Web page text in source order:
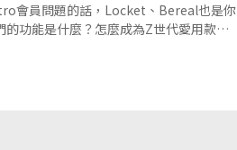
會員問題的話，Locket、Bereal也是你
的功能是什麼？怎麼成為Z世代愛用款？